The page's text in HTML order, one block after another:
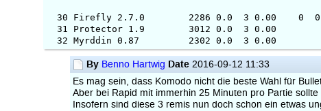
30 Firefly
31 Protector
32 Myrddin
By Benno Hartwig Date 2016-09-12 11:33
Es mag sein, dass Komodo nicht die beste Wahl für
Aber bei Rapid mit immerhin 25 Minuten pro Partie
Insofern sind diese 3 remis nun doch schon ein etwas